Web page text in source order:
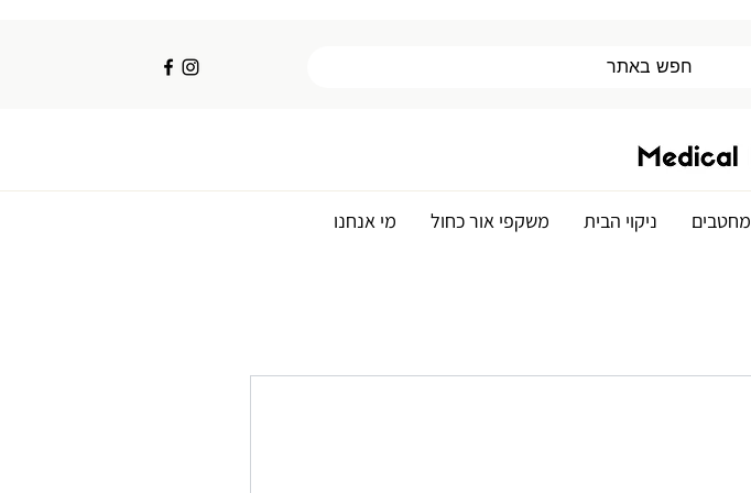
מחטבים ניקוי הבית משקפי אור כחול מי אנחנו